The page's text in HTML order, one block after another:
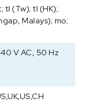
tl (Tw); tl (HK);
Malays); mo;
V AC, 50 Hz